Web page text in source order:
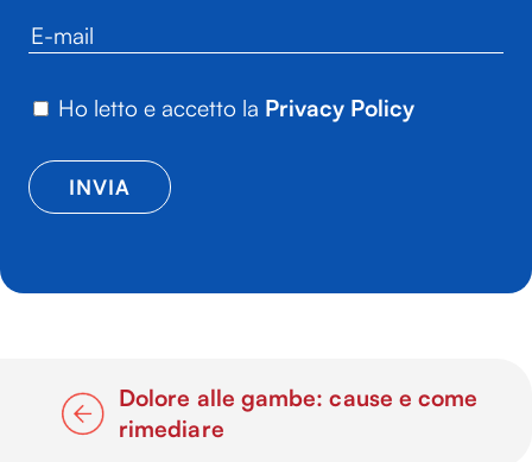
Ho letto e accetto la Privacy Policy
Dolore alle gambe: cause e come
rimediare